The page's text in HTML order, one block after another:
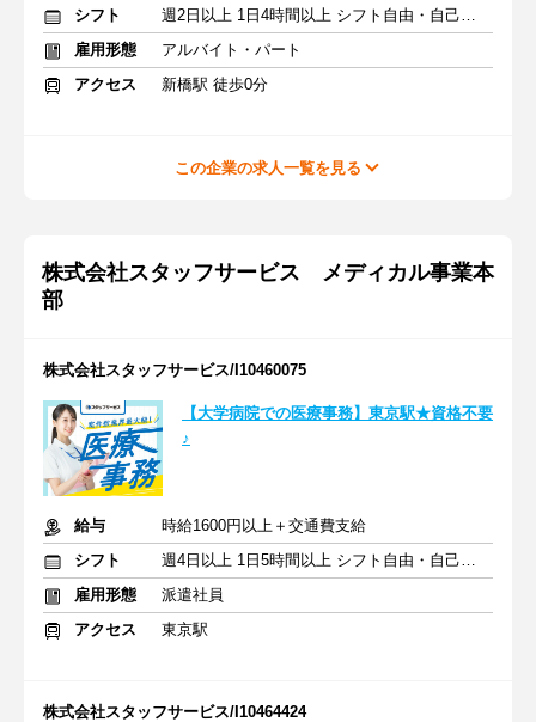
シフト
週2日以上 1日4時間以上 シフト自由・自己申告
雇用形態
アルバイト・パート
アクセス
新橋駅 徒歩0分
この企業の求人一覧を見る
株式会社スタッフサービス メディカル事業本
部
株式会社スタッフサービス/I10460075
【大学病院での医療事務】東京駅★資格不要
♪
給与
時給1600円以上＋交通費支給
シフト
週4日以上 1日5時間以上 シフト自由・自己申告
雇用形態
派遣社員
アクセス
東京駅
株式会社スタッフサービス/I10464424